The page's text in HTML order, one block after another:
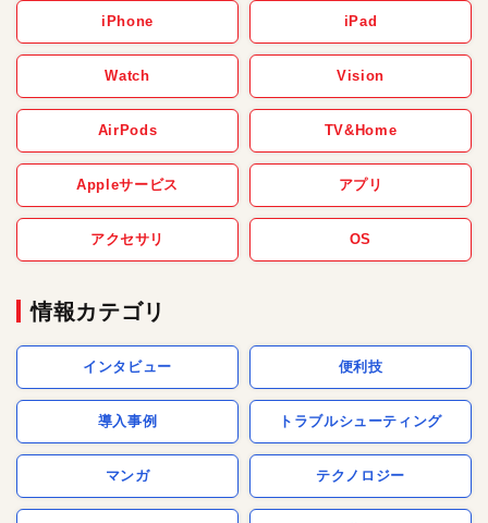
iPhone iPad
Watch Vision
AirPods TV&Home
Appleサービス アプリ
アクセサリ OS
情報カテゴリ
インタビュー 便利技
導入事例 トラブルシューティング
マンガ テクノロジー